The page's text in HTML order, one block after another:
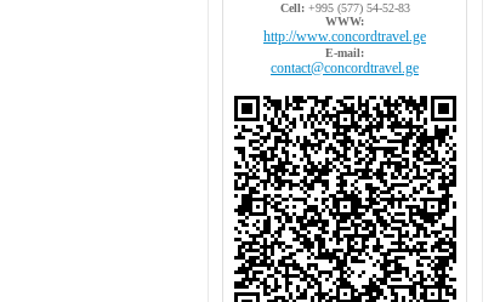
Cell:+995 (577) 54-52-83
WWW:
http://www.concordtravel.ge
E-mail:
contact@concordtravel.ge